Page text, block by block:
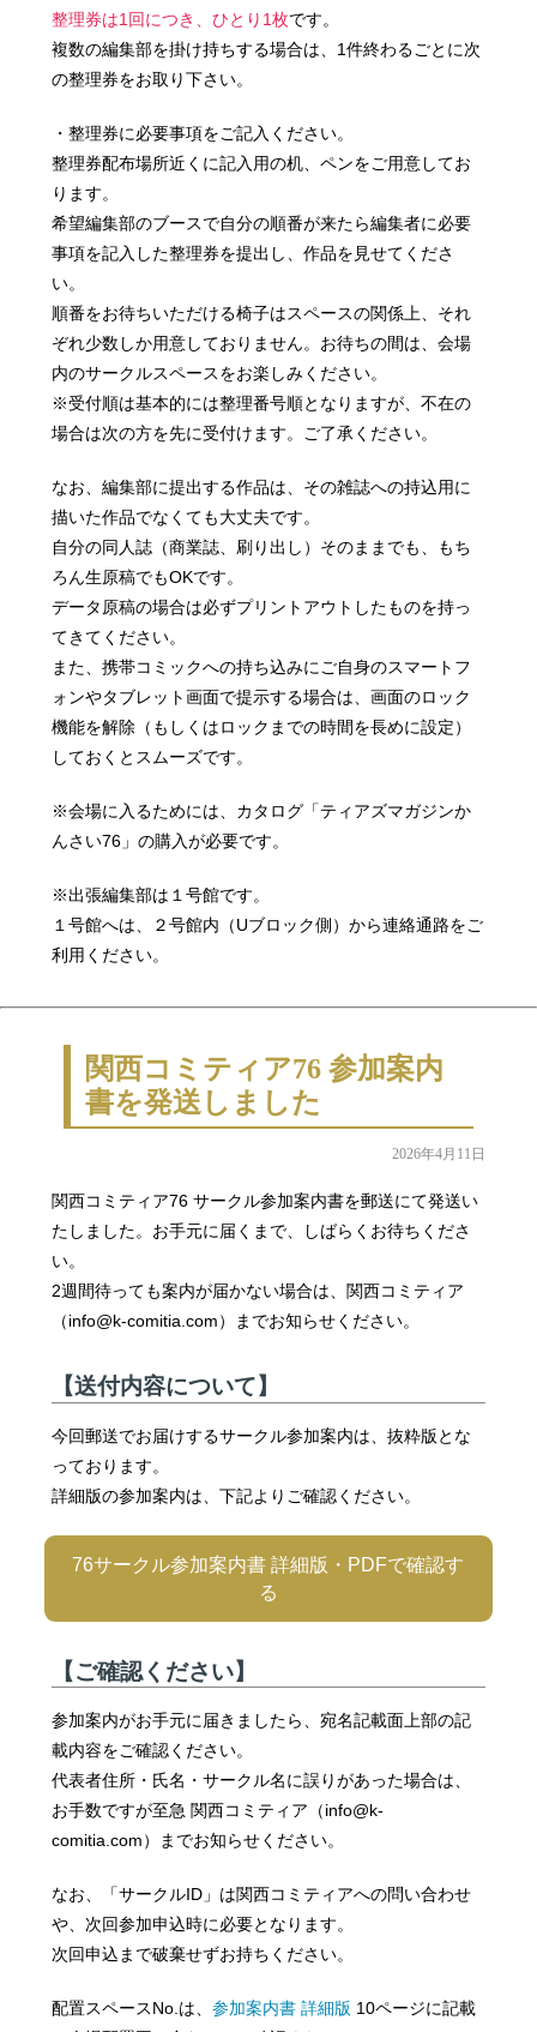
整理券は1回につき、ひとり1枚です。
複数の編集部を掛け持ちする場合は、1件終わるごとに次
の整理券をお取り下さい。
・整理券に必要事項をご記入ください。
整理券配布場所近くに記入用の机、ペンをご用意してお
ります。
希望編集部のブースで自分の順番が来たら編集者に必要
事項を記入した整理券を提出し、作品を見せてくださ
い。
順番をお待ちいただける椅子はスペースの関係上、それ
ぞれ少数しか用意しておりません。お待ちの間は、会場
内のサークルスペースをお楽しみください。
※受付順は基本的には整理番号順となりますが、不在の
場合は次の方を先に受付けます。ご了承ください。
なお、編集部に提出する作品は、その雑誌への持込用に
描いた作品でなくても大丈夫です。
自分の同人誌（商業誌、刷り出し）そのままでも、もち
ろん生原稿でもOKです。
データ原稿の場合は必ずプリントアウトしたものを持っ
てきてください。
また、携帯コミックへの持ち込みにご自身のスマートフ
ォンやタブレット画面で提示する場合は、画面のロック
機能を解除（もしくはロックまでの時間を長めに設定）
しておくとスムーズです。
※会場に入るためには、カタログ「ティアズマガジンか
んさい76」の購入が必要です。
※出張編集部は１号館です。
１号館へは、２号館内（Uブロック側）から連絡通路をご
利用ください。
関西コミティア76 参加案内
書を発送しました
2026年4月11日
関西コミティア76 サークル参加案内書を郵送にて発送い
たしました。お手元に届くまで、しばらくお待ちくださ
い。
2週間待っても案内が届かない場合は、関西コミティア
（info@k-comitia.com）までお知らせください。
【送付内容について】
今回郵送でお届けするサークル参加案内は、抜粋版とな
っております。
詳細版の参加案内は、下記よりご確認ください。
76サークル参加案内書 詳細版・PDFで確認す
る
【ご確認ください】
参加案内がお手元に届きましたら、宛名記載面上部の記
載内容をご確認ください。
代表者住所・氏名・サークル名に誤りがあった場合は、
お手数ですが至急 関西コミティア（info@k-
comitia.com）までお知らせください。
なお、「サークルID」は関西コミティアへの問い合わせ
や、次回参加申込時に必要となります。
次回申込まで破棄せずお持ちください。
配置スペースNo.は、 参加案内書 詳細版 10ページに記載